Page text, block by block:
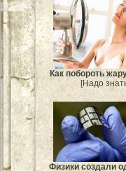
Как побороть
[Надо
Физики создали